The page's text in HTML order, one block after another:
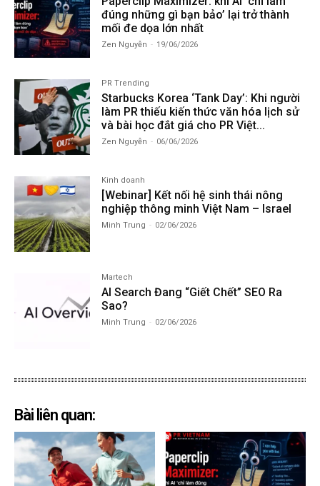
đúng những gì bạn bảo’ lại trở thành
mối đe dọa lớn nhất
Zen Nguyễn - 19/06/2026
PR Trending
Starbucks Korea ‘Tank Day’: Khi người
làm PR thiếu kiến thức văn hóa lịch sử
và bài học đắt giá cho PR Việt...
Zen Nguyễn - 06/06/2026
Kinh doanh
[Webinar] Kết nối hệ sinh thái nông
nghiệp thông minh Việt Nam – Israel
Minh Trung - 02/06/2026
Martech
AI Search Đang “Giết Chết” SEO Ra
Sao?
Minh Trung - 02/06/2026
Bài liên quan: